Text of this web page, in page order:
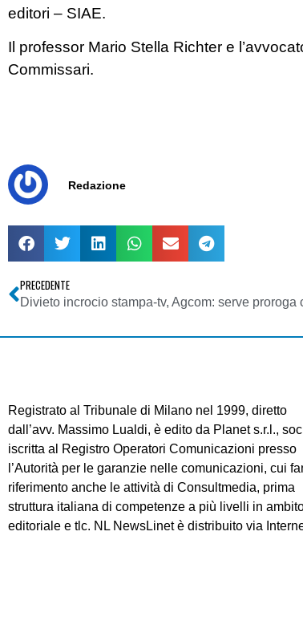
editori – SIAE.
Il professor Mario Stella Richter e
Commissari.
Redazione
PRECEDENTE
Registrato al Tribunale di Milano nel 1999, diretto
dall’avv. Massimo Lualdi, è edito da Planet s.r.l.,
iscritta al Registro Operatori Comunicazioni presso
l’Autorità per le garanzie nelle comunicazioni, cui
riferimento anche le attività di Consultmedia, prima
struttura italiana di competenze a più livelli in
editoriale e tlc. NL NewsLinet è distribuito via